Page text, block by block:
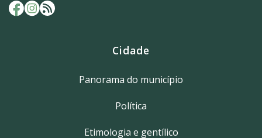
Cidade
Panorama do município
Política
Etimologia e gentílico